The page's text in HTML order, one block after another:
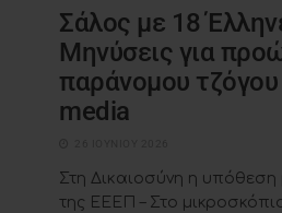
Σάλος με 18
Μηνύσεις για
παράνομου
media
Στη Δικαιοσύνη η
της ΕΕΕΠ – Στο